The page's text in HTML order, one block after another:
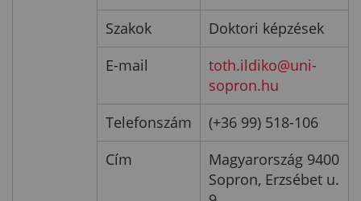
Szakok
Doktori képzések
E-mail
toth.ildiko@uni-
sopron.hu
Telefonszám
(+36 99) 518-106
Cím
Magyarország 9400
Sopron, Erzsébet u.